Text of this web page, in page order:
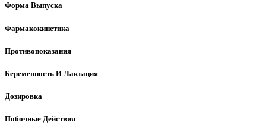
Форма Выпуска
Фармакокинетика
Противопоказания
Беременность И Лактация
Дозировка
Побочные Действия